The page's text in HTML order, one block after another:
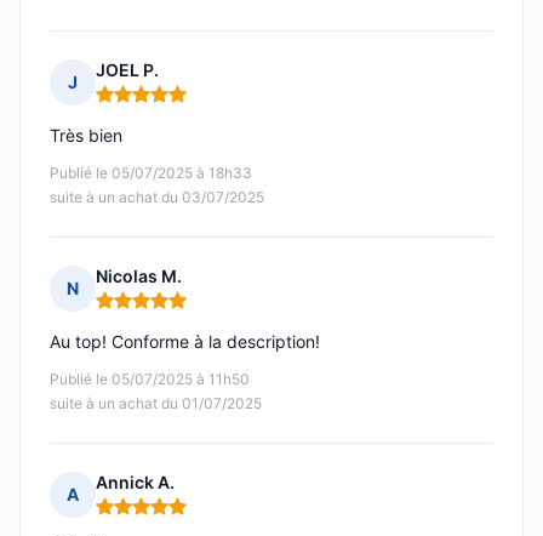
J
JOEL P.
Note : 5 sur 5
Publié le 05/07/2025 à 18h33
suite à un achat du 03/07/2025
Très bien
N
Nicolas M.
Note : 5 sur 5
Publié le 05/07/2025 à 11h50
suite à un achat du 01/07/2025
Au top! Conforme à la description!
A
Annick A.
Note : 5 sur 5